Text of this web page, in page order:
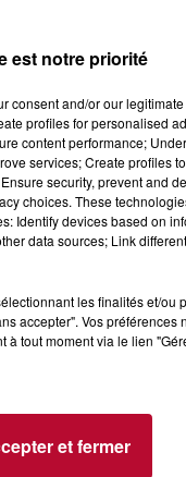
dans toute la
tous les grands
par son passage
tout ce qu'il
sud, sur l'appli RTS
est notre priorité
consent and/or our
profiles for personalised
content performance;
services; Create profiles
security, prevent and
choices. These
Identify devices based on
data sources; Link
les finalités et/ou
accepter". Vos préférences
tout moment via le lien
et fermer